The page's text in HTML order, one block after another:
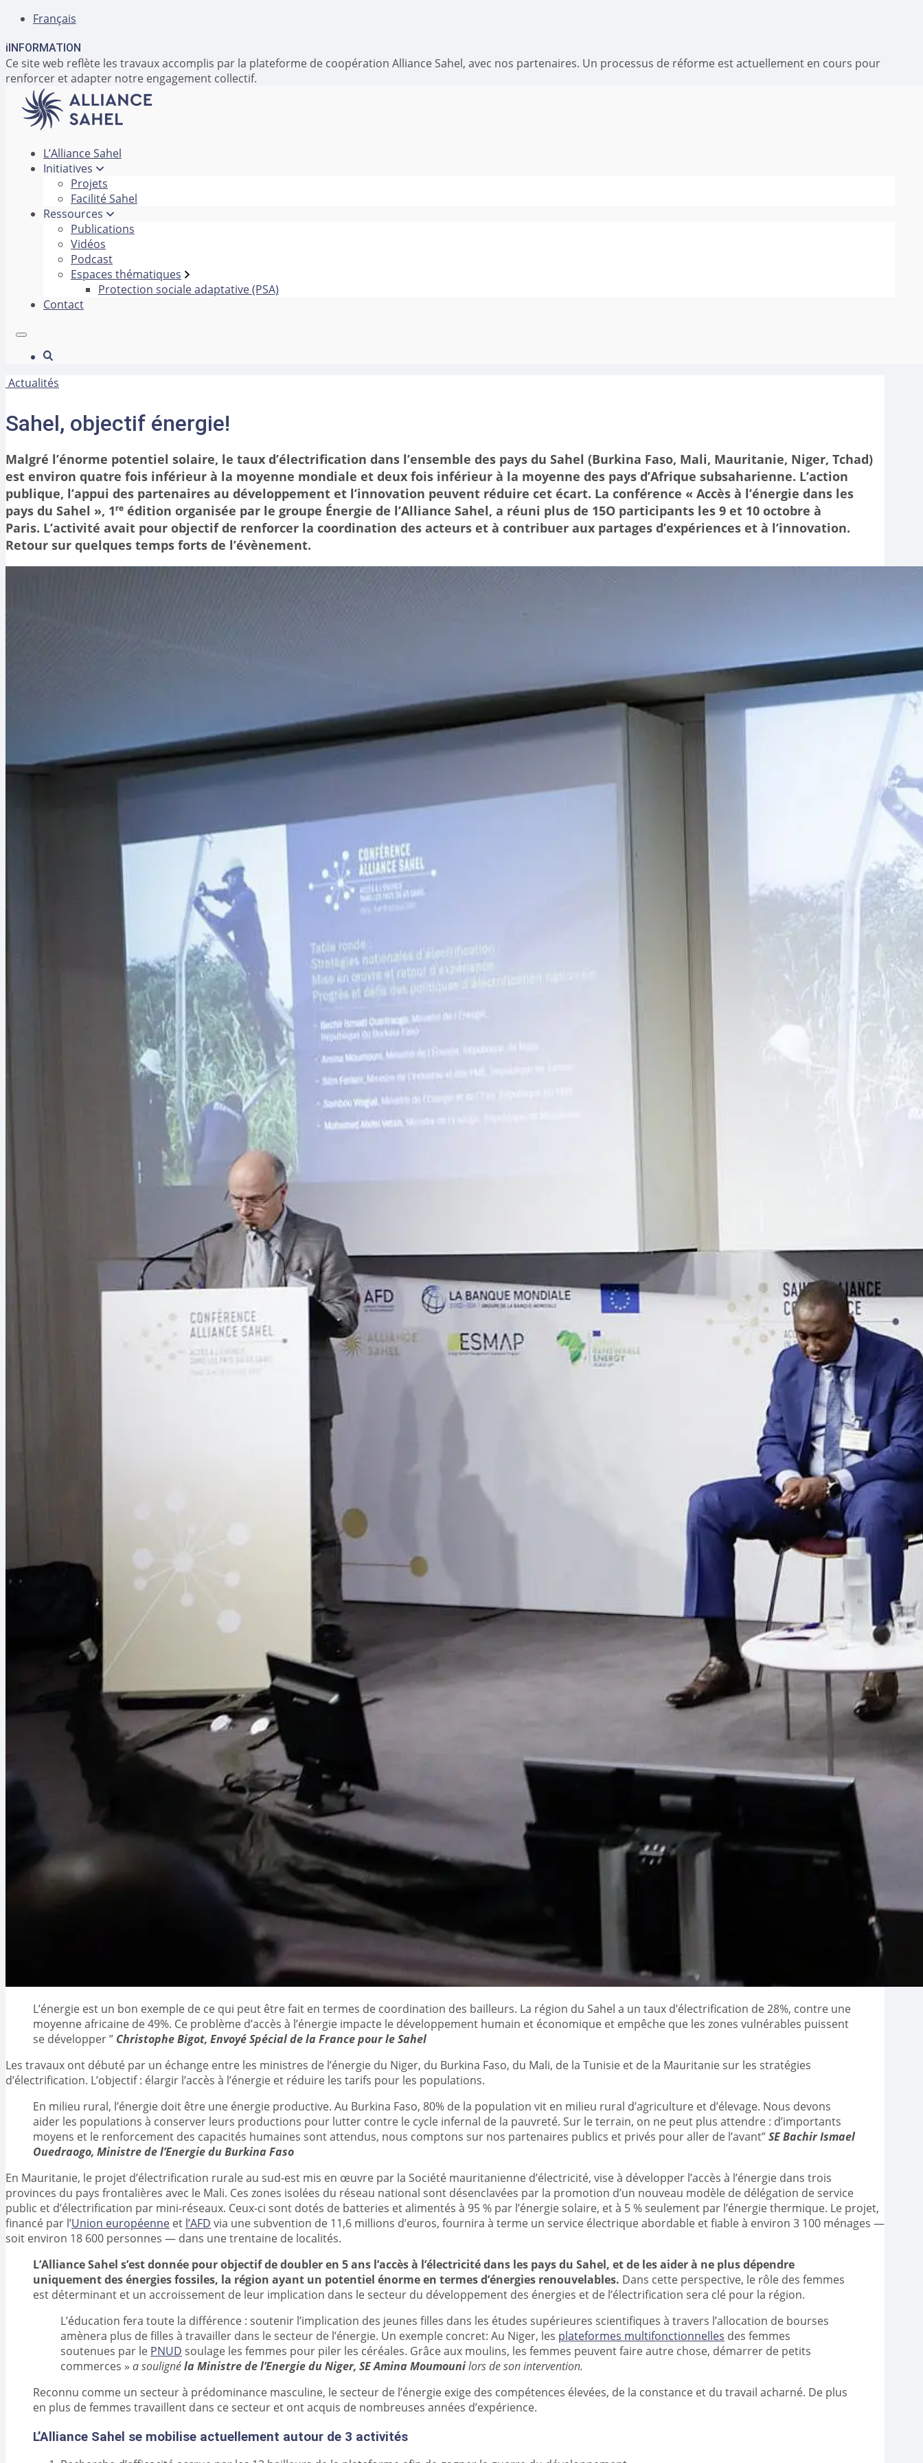
Français
i INFORMATION
Ce site web reflète les travaux accomplis par la plateforme de coopération Alliance Sahel, avec nos partenaires. Un processus de réforme est actuellement en cours pour
renforcer et adapter notre engagement collectif.
L’Alliance Sahel
Initiatives
Projets
Facilité Sahel
Ressources
Publications
Vidéos
Podcast
Espaces thématiques
Protection sociale adaptative (PSA)
Contact
Actualités
Sahel, objectif énergie!
Malgré l’énorme potentiel solaire, le taux d’électrification dans l’ensemble des pays du Sahel (Burkina Faso, Mali, Mauritanie, Niger, Tchad)
est environ quatre fois inférieur à la moyenne mondiale et deux fois inférieur à la moyenne des pays d’Afrique subsaharienne. L’action
publique, l’appui des partenaires au développement et l’innovation peuvent réduire cet écart. La conférence « Accès à l’énergie dans les
pays du Sahel », 1ʳᵉ édition organisée par le groupe Énergie de l’Alliance Sahel, a réuni plus de 15O participants les 9 et 10 octobre à
Paris. L’activité avait pour objectif de renforcer la coordination des acteurs et à contribuer aux partages d’expériences et à l’innovation.
Retour sur quelques temps forts de l’évènement.
L’énergie est un bon exemple de ce qui peut être fait en termes de coordination des bailleurs. La région du Sahel a un taux d’électrification de 28%, contre une
moyenne africaine de 49%. Ce problème d’accès à l’énergie impacte le développement humain et économique et empêche que les zones vulnérables puissent
se développer ” Christophe Bigot, Envoyé Spécial de la France pour le Sahel
Les travaux ont débuté par un échange entre les ministres de l’énergie du Niger, du Burkina Faso, du Mali, de la Tunisie et de la Mauritanie sur les stratégies
d’électrification. L’objectif : élargir l’accès à l’énergie et réduire les tarifs pour les populations.
En milieu rural, l’énergie doit être une énergie productive. Au Burkina Faso, 80% de la population vit en milieu rural d’agriculture et d’élevage. Nous devons
aider les populations à conserver leurs productions pour lutter contre le cycle infernal de la pauvreté. Sur le terrain, on ne peut plus attendre : d’importants
moyens et le renforcement des capacités humaines sont attendus, nous comptons sur nos partenaires publics et privés pour aller de l’avant”SE Bachir Ismael
Ouedraogo, Ministre de l’Energie du Burkina Faso
En Mauritanie, le projet d’électrification rurale au sud-est mis en œuvre par la Société mauritanienne d’électricité, vise à développer l’accès à l’énergie dans trois
provinces du pays frontalières avec le Mali. Ces zones isolées du réseau national sont désenclavées par la promotion d’un nouveau modèle de délégation de service
public et d’électrification par mini-réseaux. Ceux-ci sont dotés de batteries et alimentés à 95 % par l’énergie solaire, et à 5 % seulement par l’énergie thermique. Le projet,
financé par l’Union européenne et l’AFD via une subvention de 11,6 millions d’euros, fournira à terme un service électrique abordable et fiable à environ 3 100 ménages —
soit environ 18 600 personnes — dans une trentaine de localités.
L’Alliance Sahel s’est donnée pour objectif de doubler en 5 ans l’accès à l’électricité dans les pays du Sahel, et de les aider à ne plus dépendre
uniquement des énergies fossiles, la région ayant un potentiel énorme en termes d’énergies renouvelables. Dans cette perspective, le rôle des femmes
est déterminant et un accroissement de leur implication dans le secteur du développement des énergies et de l’électrification sera clé pour la région.
L’éducation fera toute la différence : soutenir l’implication des jeunes filles dans les études supérieures scientifiques à travers l’allocation de bourses
amènera plus de filles à travailler dans le secteur de l’énergie. Un exemple concret: Au Niger, les plateformes multifonctionnelles des femmes
soutenues par le PNUD soulage les femmes pour piler les céréales. Grâce aux moulins, les femmes peuvent faire autre chose, démarrer de petits
commerces » a soulignéla Ministre de l’Energie du Niger, SE Amina Moumounilors de son intervention.
Reconnu comme un secteur à prédominance masculine, le secteur de l’énergie exige des compétences élevées, de la constance et du travail acharné. De plus
en plus de femmes travaillent dans ce secteur et ont acquis de nombreuses années d’expérience.
L’Alliance Sahel se mobilise actuellement autour de 3 activités